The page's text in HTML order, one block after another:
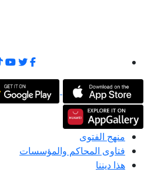
منهج الفتوى
فتاوى المحاكم والمؤسسات
هذا ديننا